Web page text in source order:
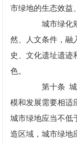
市绿地的生态效益
城市绿化规
然、人文条件，融
史、文化遗址遗迹
色。
第十条 城
模和发展需要相适
城市绿地应当不低
造区域，城市绿地